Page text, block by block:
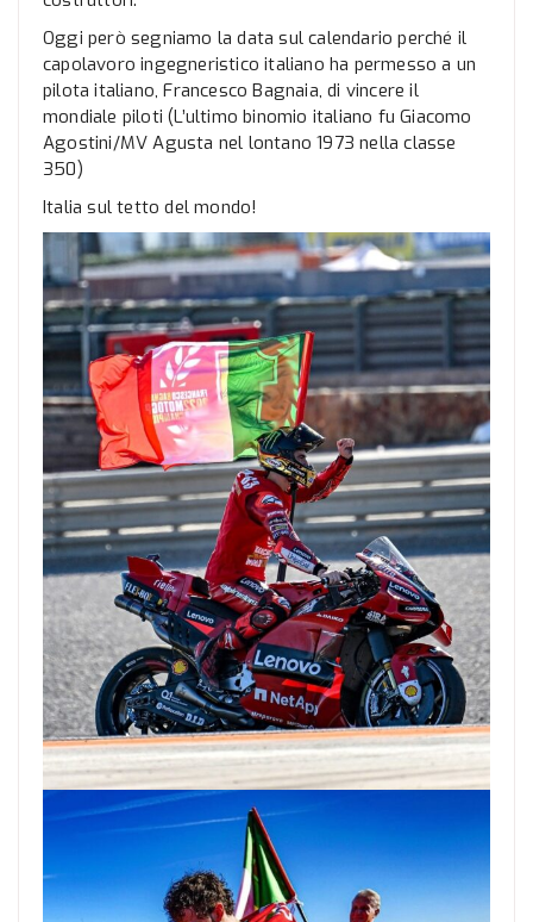
Oggi però segniamo la data sul calendario perché il
capolavoro ingegneristico italiano ha permesso a un
pilota italiano, Francesco Bagnaia, di vincere il
mondiale piloti (L’ultimo binomio italiano fu Giacomo
Agostini/MV Agusta nel lontano 1973 nella classe
350)
Italia sul tetto del mondo!